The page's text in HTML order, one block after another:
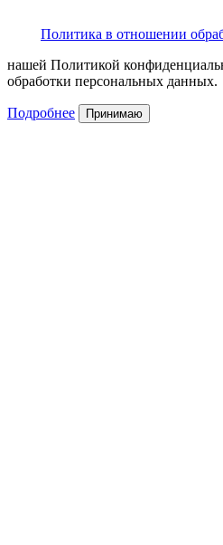
Политика в отношении
нашей Политикой
обработки персональных данных.
Подробнее Принимаю